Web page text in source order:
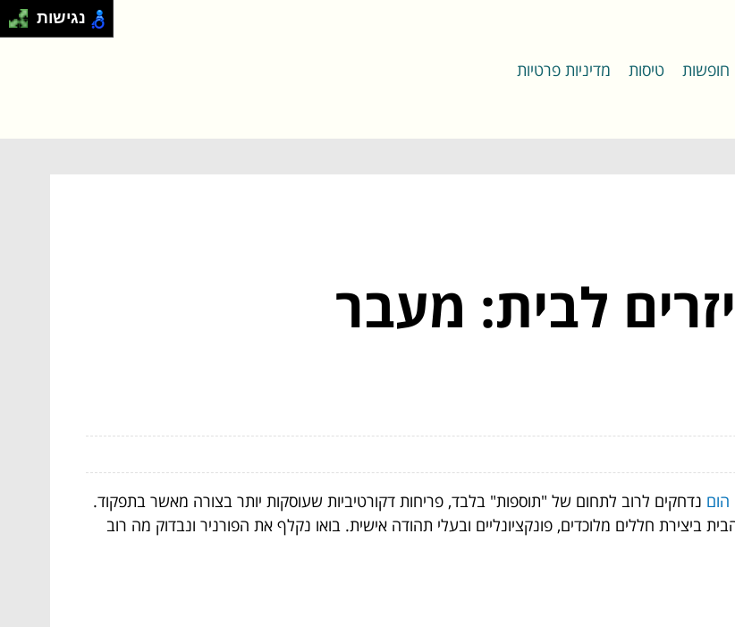
חופשות טיסות מדיניות פרטיות
לבית: מעבר
הום נדחקים לרוב לתחום של "תוספות" בלבד, פריחות דקורטיביות שעוסקות יותר בצורה מאשר בתפקוד.
ביצירת חללים מלוכדים, פונקציונליים ובעלי תהודה אישית. בואו נקלף את הפורניר ונבדוק מה רוב
נגישות